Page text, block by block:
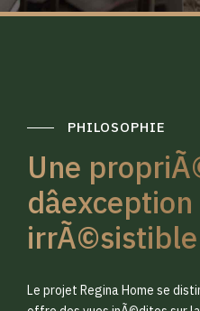
PHILOSOPHIE
Une
irrÃ©sistible
Le projet Regina Home se
00